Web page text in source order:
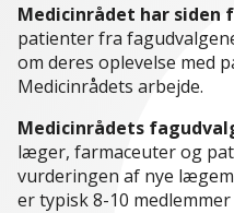
Medicinrådet har siden
patienter fra
om deres oplevelse med
Medicinrådets arbejde.
Medicinrådets
læger, farmaceuter og
vurderingen af nye
er typisk 8-10